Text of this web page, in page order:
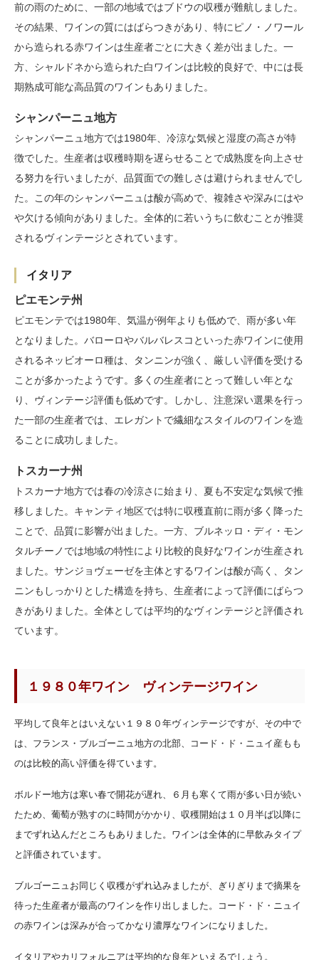
前の雨のために、一部の地域ではブドウの収穫が難航しました。
その結果、ワインの質にはばらつきがあり、特にピノ・ノワール
から造られる赤ワインは生産者ごとに大きく差が出ました。一
方、シャルドネから造られた白ワインは比較的良好で、中には長
期熟成可能な高品質のワインもありました。
シャンパーニュ地方
シャンパーニュ地方では1980年、冷涼な気候と湿度の高さが特
徴でした。生産者は収穫時期を遅らせることで成熟度を向上させ
る努力を行いましたが、品質面での難しさは避けられませんでし
た。この年のシャンパーニュは酸が高めで、複雑さや深みにはや
や欠ける傾向がありました。全体的に若いうちに飲むことが推奨
されるヴィンテージとされています。
イタリア
ピエモンテ州
ピエモンテでは1980年、気温が例年よりも低めで、雨が多い年
となりました。バローロやバルバレスコといった赤ワインに使用
されるネッビオーロ種は、タンニンが強く、厳しい評価を受ける
ことが多かったようです。多くの生産者にとって難しい年とな
り、ヴィンテージ評価も低めです。しかし、注意深い選果を行っ
た一部の生産者では、エレガントで繊細なスタイルのワインを造
ることに成功しました。
トスカーナ州
トスカーナ地方では春の冷涼さに始まり、夏も不安定な気候で推
移しました。キャンティ地区では特に収穫直前に雨が多く降った
ことで、品質に影響が出ました。一方、ブルネッロ・ディ・モン
タルチーノでは地域の特性により比較的良好なワインが生産され
ました。サンジョヴェーゼを主体とするワインは酸が高く、タン
ニンもしっかりとした構造を持ち、生産者によって評価にばらつ
きがありました。全体としては平均的なヴィンテージと評価され
ています。
１９８０年ワイン ヴィンテージワイン
平均して良年とはいえない１９８０年ヴィンテージですが、その中で
は、フランス・ブルゴーニュ地方の北部、コード・ド・ニュイ産もも
のは比較的高い評価を得ています。
ボルドー地方は寒い春で開花が遅れ、６月も寒くて雨が多い日が続い
たため、葡萄が熟すのに時間がかかり、収穫開始は１０月半ば以降に
までずれ込んだところもありました。ワインは全体的に早飲みタイプ
と評価されています。
ブルゴーニュお同じく収穫がずれ込みましたが、ぎりぎりまで摘果を
待った生産者が最高のワインを作り出しました。コード・ド・ニュイ
の赤ワインは深みが合ってかなり濃厚なワインになりました。
イタリアやカリフォルニアは平均的な良年といえるでしょう。